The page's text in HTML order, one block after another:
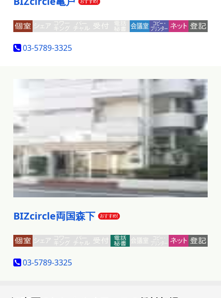
03-5789-3325
BIZcircle両国森下
03-5789-3325